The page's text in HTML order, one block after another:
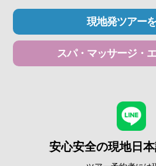
現地発ツアー
スパ・マッサージ・
安心安全の現地日